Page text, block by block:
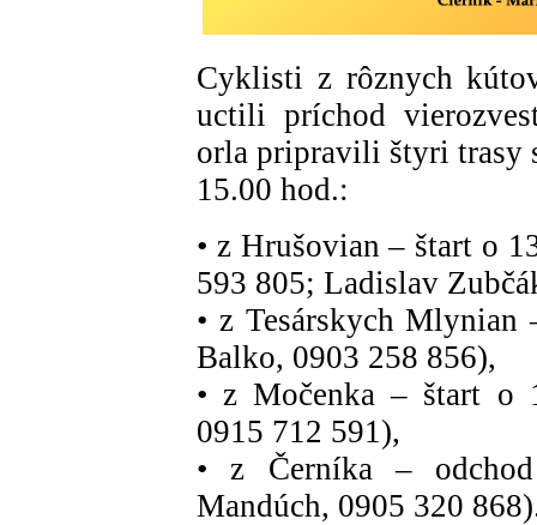
Cyklisti z rôznych
uctili príchod
orla pripravili štyri trasy
15.00 hod.:
• z Hrušovian – štart o
593 805; Ladislav
• z Tesárskych
Balko, 0903 258 856),
• z Močenka – štart o
0915 712 591),
• z Černíka –
Mandúch, 0905 320